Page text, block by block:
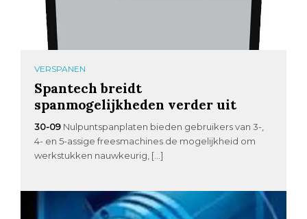
VERSPANEN
Spantech breidt
spanmogelijkheden verder uit
30-09 Nulpuntspanplaten bieden gebruikers van 3-,
4- en 5-assige freesmachines de mogelijkheid om
werkstukken nauwkeurig, […]